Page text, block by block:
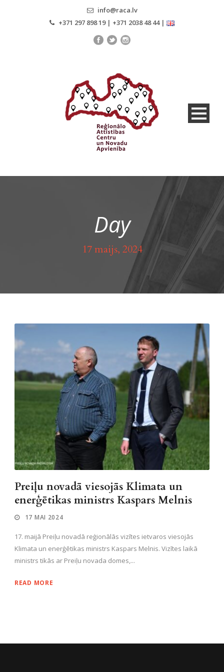
info@raca.lv
+371 297 898 19 | +371 2038 48 44 |
Day
17 maijs, 2024
Preiļu novadā viesojās Klimata un
enerģētikas ministrs Kaspars Melnis
17 MAI 2024
17. maijā Preiļu novadā reģionālās vizītes ietvaros viesojās
Klimata un enerģētikas ministrs Kaspars Melnis. Vizītes laikā
ministrs tikās ar Preiļu novada domes,...
READ MORE